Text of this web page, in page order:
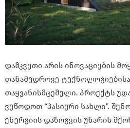
დამკვეთი არის ინოვაციების
თანამედროვე
თაყვანისმცემელი. პროექტს
ვუწოდოთ “პასიური სახლი”.
ენერგიის დაზოგვის უნარის